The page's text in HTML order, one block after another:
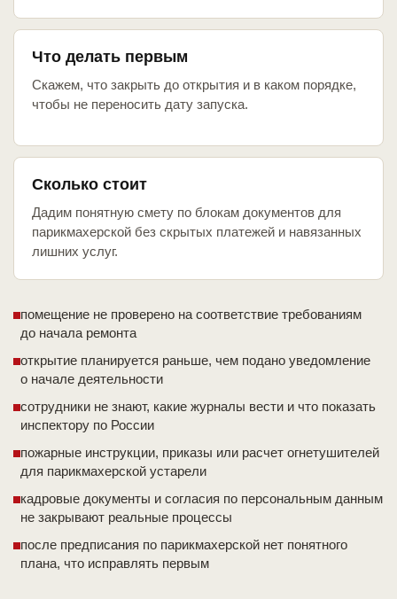
Что делать первым
Скажем, что закрыть до открытия и в каком порядке,
чтобы не переносить дату запуска.
Сколько стоит
Дадим понятную смету по блокам документов для
парикмахерской без скрытых платежей и навязанных
лишних услуг.
помещение не проверено на соответствие требованиям
до начала ремонта
открытие планируется раньше, чем подано уведомление
о начале деятельности
сотрудники не знают, какие журналы вести и что показать
инспектору по России
пожарные инструкции, приказы или расчет огнетушителей
для парикмахерской устарели
кадровые документы и согласия по персональным данным
не закрывают реальные процессы
после предписания по парикмахерской нет понятного
плана, что исправлять первым